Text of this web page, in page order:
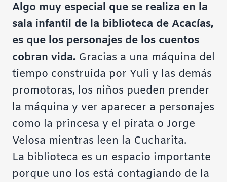
Algo muy especial que se realiza en la
sala infantil de la biblioteca de Acacías,
es que los personajes de los cuentos
cobran vida. Gracias a una máquina del
tiempo construida por Yuli y las demás
promotoras, los niños pueden prender
la máquina y ver aparecer a personajes
como la princesa y el pirata o Jorge
Velosa mientras leen la Cucharita.
La biblioteca es un espacio importante
porque uno los está contagiando de la